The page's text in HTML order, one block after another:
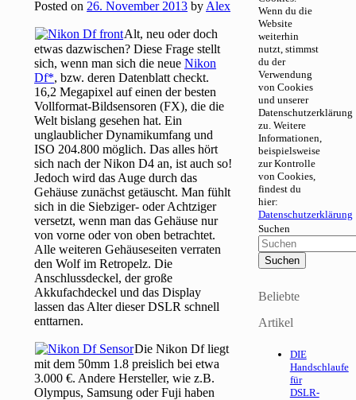
Posted on 26. November 2013 by Alex
Alt, neu oder doch
etwas dazwischen? Diese Frage stellt
sich, wenn man sich die neueNikon
Df , bzw. deren Datenblatt checkt.
16,2 Megapixel auf einen der besten
Vollformat-Bildsensoren (FX), die die
Welt bislang gesehen hat. Ein
unglaublicher Dynamikumfang und
ISO 204.800 möglich. Das alles hört
sich nach der Nikon D4 an, ist auch so!
Jedoch wird das Auge durch das
Gehäuse zunächst getäuscht. Man fühlt
sich in die Siebziger- oder Achtziger
versetzt, wenn man das Gehäuse nur
von vorne oder von oben betrachtet.
Alle weiteren Gehäuseseiten verraten
den Wolf im Retropelz. Die
Anschlussdeckel, der große
Akkufachdeckel und das Display
lassen das Alter dieser DSLR schnell
enttarnen.
Die Nikon Df liegt
mit dem 50mm 1.8 preislich bei etwa
3.000 €. Andere Hersteller, wie z.B.
Olympus, Samsung oder Fuji haben
Wenn du die
Website
weiterhin
nutzt, stimmst
du der
Verwendung
von Cookies
und unserer
Datenschutzerklärung
zu. Weitere
Informationen,
beispielsweise
zur Kontrolle
von Cookies,
findest du
hier:
Datenschutzerklärung
Suchen
Beliebte
Artikel
DIE
Handschlaufe
für
DSLR-